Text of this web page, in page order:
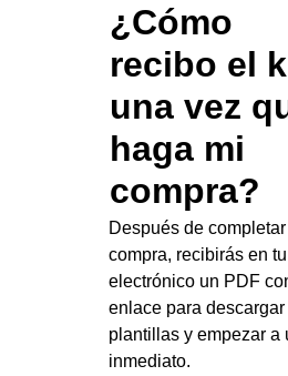
¿Cómo
recibo el
una vez
haga mi
compra?
Después de completar
compra, recibirás en
electrónico un PDF
enlace para
plantillas y empezar a
inmediato.